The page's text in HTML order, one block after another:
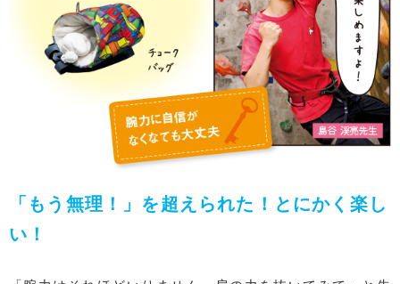
「もう無理！」を超えられた！とにかく楽し
い！